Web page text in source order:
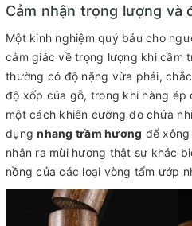
Cảm nhận trọng lượng và
Một kinh nghiệm quý báu cho
cảm giác về trọng lượng khi cầm
thường có độ nặng vừa phải,
độ xốp của gỗ, trong khi hàng ép
một cách khiên cưỡng do chứa
dụngnhang trầm hương để
nhận ra mùi hương thật sự khác
nồng của các loại vòng tẩm ướp